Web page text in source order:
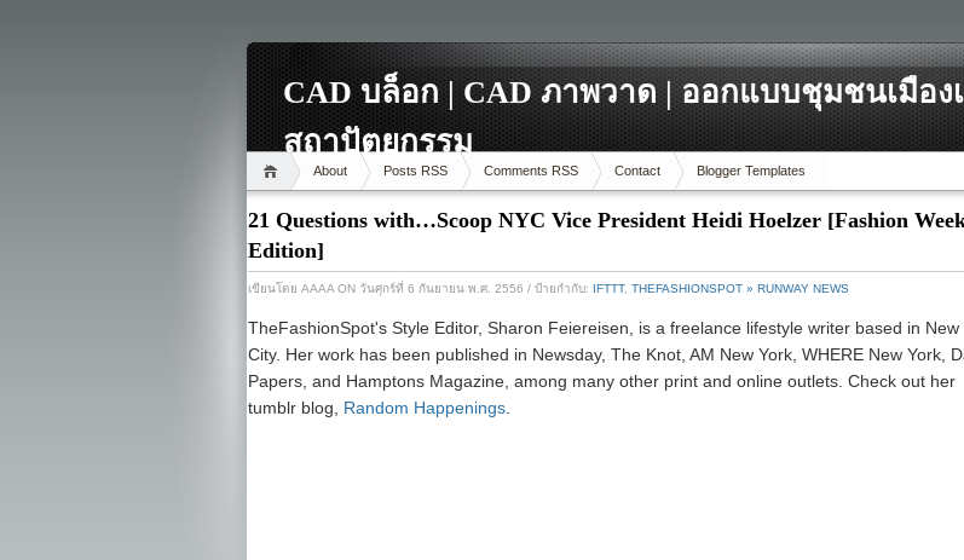
CAD บล็อก | CAD ภาพวาด | ออกแบบชุมชนเมือง
สถาปัตยกรรม
About Posts RSS Comments RSS Contact Blogger Templates
21 Questions with…Scoop NYC Vice President Heidi Hoelzer [Fashion
Edition]
เขียนโดย AAAA ON วันศุกร์ที่ 6 กันยายน พ.ศ. 2556 / ป้ายกำกับ: IFTTT, THEFASHIONSPOT » RUNWAY NEWS
TheFashionSpot's Style Editor, Sharon Feiereisen, is a freelance lifestyle writer based in New
City. Her work has been published in Newsday, The Knot, AM New York, WHERE New York,
Papers, and Hamptons Magazine, among many other print and online outlets. Check out her
tumblr blog, Random Happenings